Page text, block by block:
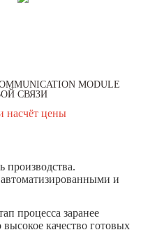
MODULE
СВЯЗИ
насчёт цены
производства.
автоматизированными и
процесса заранее
качество готовых